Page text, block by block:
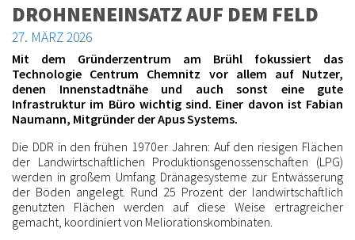
DROHNENEINSATZ AUF DEM FELD
27. MÄRZ 2026
Mit dem Gründerzentrum am Brühl fokussiert das
Technologie Centrum Chemnitz vor allem auf Nutzer,
denen Innenstadtnähe und auch sonst eine gute
Infrastruktur im Büro wichtig sind. Einer davon ist Fabian
Naumann, Mitgründer der Apus Systems.
Die DDR in den frühen 1970er Jahren: Auf den riesigen Flächen
der Landwirtschaftlichen Produktionsgenossenschaften (LPG)
werden in großem Umfang Dränagesysteme zur Entwässerung
der Böden angelegt. Rund 25 Prozent der landwirtschaftlich
genutzten Flächen werden auf diese Weise ertragreicher
gemacht, koordiniert von Meliorationskombinaten.